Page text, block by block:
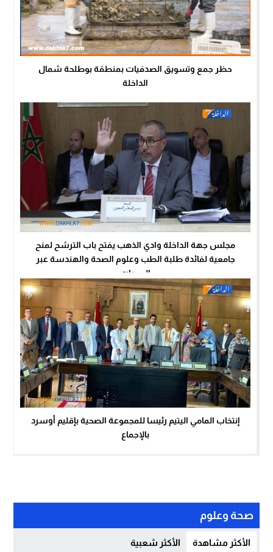
حظر جمع وتسويق الصدفيات بمنطقة بوطلحة شمال
الداخلة
مجلس جهة الداخلة وادي الذهب يفتح باب الترشح لمنح
جامعية لفائدة طلبة الطب وعلوم الصحة والهندسة عبر
الممرات
إنتخاب المامي اليتيم رئيسا للمجموعة الصحية بإقليم أوسرد
بالإجماع
صحة وعلوم
الأكثر مشاهدة الأكثر شعبية